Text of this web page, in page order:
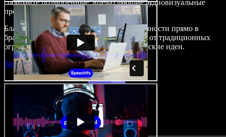
собирайте полноценные, впечатляющие аудиовизуальные
проекты.
Благодаря низкому порогу входа и доступности прямо в
браузере создатели контента избавляются от традиционных
ограничений и воплощают любые творческие идеи.
Запустить Studio